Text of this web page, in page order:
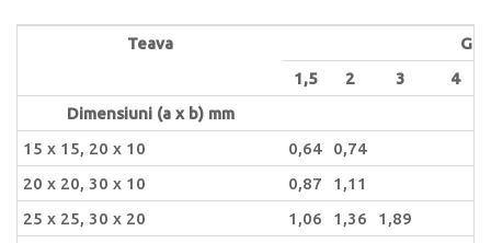
Teava
1,5
2 3
4
Dimensiuni (a x b) mm
15 x 15, 20 x 10
0,64
0,74
20 x 20, 30 x 10
0,87
1,11
25 x 25, 30 x 20
1,06 1,36
1,89